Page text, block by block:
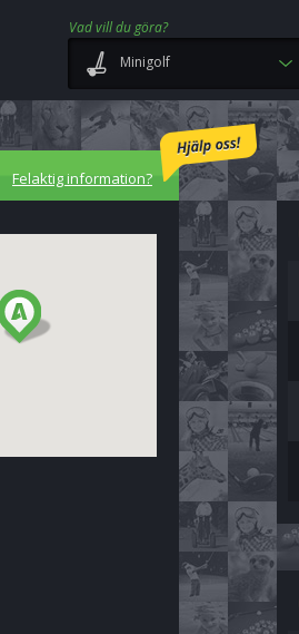
Vad vill du göra?
Minigolf
Felaktig information?